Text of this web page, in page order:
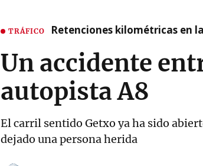
TRÁFICO Retenciones kilométricas en
Un accidente
autopista A8
El carril sentido Getxo ya ha sido
dejado una persona herida